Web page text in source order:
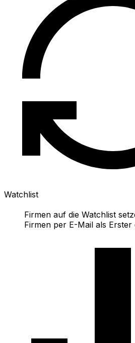
Watchlist
Firmen auf die Watchlist
Firmen per E-Mail als Erster